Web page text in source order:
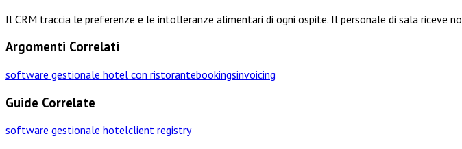
Il CRM traccia le preferenze e le intolleranze alimentari di ogni ospite. Il personale di sala riceve
Argomenti Correlati
software gestionale hotel con ristorantebookingsinvoicing
Guide Correlate
software gestionale hotelclient registry